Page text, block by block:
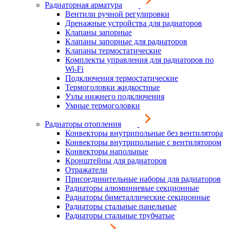
Радиаторная арматура
Вентили ручной регулировки
Дренажные устройства для радиаторов
Клапаны запорные
Клапаны запорные для радиаторов
Клапаны термостатические
Комплекты управления для радиаторов по
Wi-Fi
Подключения термостатические
Термоголовки жидкостные
Узлы нижнего подключения
Умные термоголовки
Радиаторы отопления
Конвекторы внутрипольные без вентилятора
Конвекторы внутрипольные с вентилятором
Конвекторы напольные
Кронштейны для радиаторов
Отражатели
Присоединительные наборы для радиаторов
Радиаторы алюминиевые секционные
Радиаторы биметаллические секционные
Радиаторы стальные панельные
Радиаторы стальные трубчатые